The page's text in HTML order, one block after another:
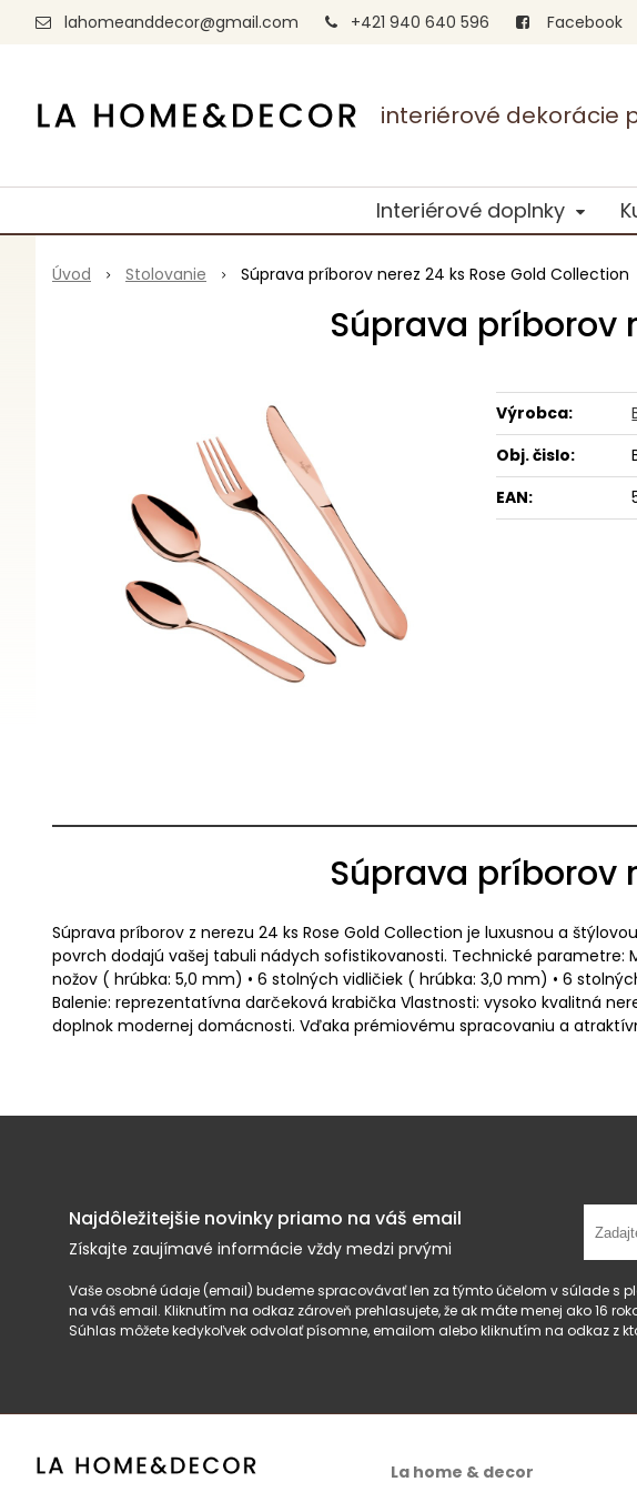
interiérové dekorácie
lahomeanddecor@gmail.com +421 940 640 596 Facebook
Interiérové doplnky
Úvod Stolovanie Súprava príborov nerez 24 ks Rose Gold Collection
Súprava príborov
Výrobca:
Obj. čislo:
EAN:
Súprava príborov
Súprava príborov z nerezu 24 ks Rose Gold Collection je luxusnou a
povrch dodajú vašej tabuli nádych sofistikovanosti. Technické parametre:
nožov ( hrúbka: 5,0 mm) • 6 stolných vidličiek ( hrúbka: 3,0 mm) • 6
Balenie: reprezentatívna darčeková krabička Vlastnosti: vysoko kvalitná
doplnok modernej domácnosti. Vďaka prémiovému spracovaniu a
Najdôležitejšie novinky priamo na váš email
Získajte zaujímavé informácie vždy medzi prvými
Vaše osobné údaje (email) budeme spracovávať len za týmto účelom v súlade s
na váš email. Kliknutím na odkaz zároveň prehlasujete, že ak máte menej ako
Súhlas môžete kedykoľvek odvolať písomne, emailom alebo kliknutím na odkaz z
La home & decor